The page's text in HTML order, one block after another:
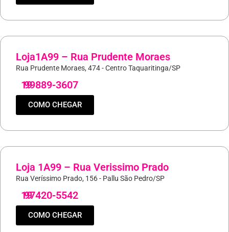
Loja1A99 – Rua Prudente Moraes
Rua Prudente Moraes, 474 - Centro Taquaritinga/SP
19
99889-3607
COMO CHEGAR
Loja 1A99 – Rua Verissimo Prado
Rua Veríssimo Prado, 156 - Pallu São Pedro/SP
19
97420-5542
COMO CHEGAR